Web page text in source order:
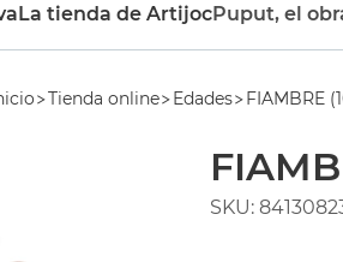
La tienda de ArtijocPuput, el
Tienda online Edades FIAMBRE
SKU: